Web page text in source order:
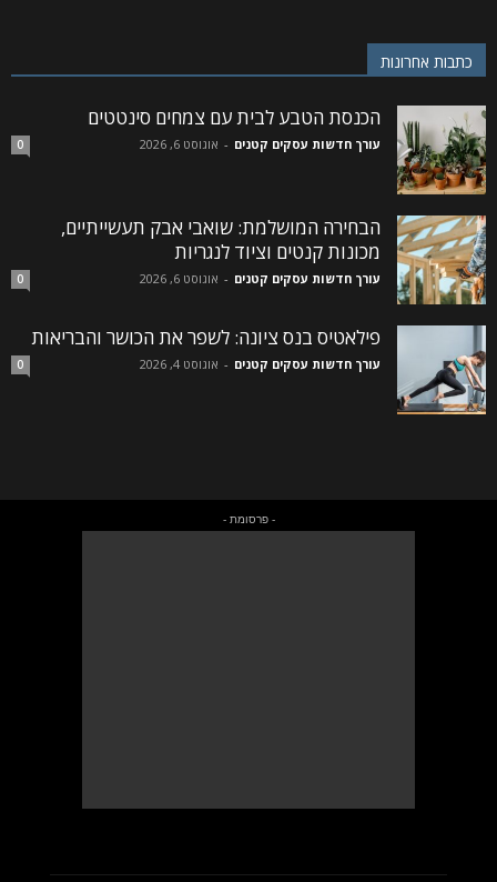
כתבות אחרונות
הכנסת הטבע לבית עם צמחים סינטטים
עורך חדשות עסקים קטנים - אוגוסט 6, 2026 0
הבחירה המושלמת: שואבי אבק תעשייתיים,
מכונות קנטים וציוד לנגריות
עורך חדשות עסקים קטנים - אוגוסט 6, 2026 0
פילאטיס בנס ציונה: לשפר את הכושר והבריאות
עורך חדשות עסקים קטנים - אוגוסט 4, 2026 0
- פרסומת -